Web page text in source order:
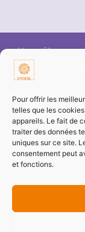
Pour offrir les
telles que les
appareils. Le fait de
traiter des données
uniques sur ce site.
consentement peut
et fonctions.
Vous êtes :